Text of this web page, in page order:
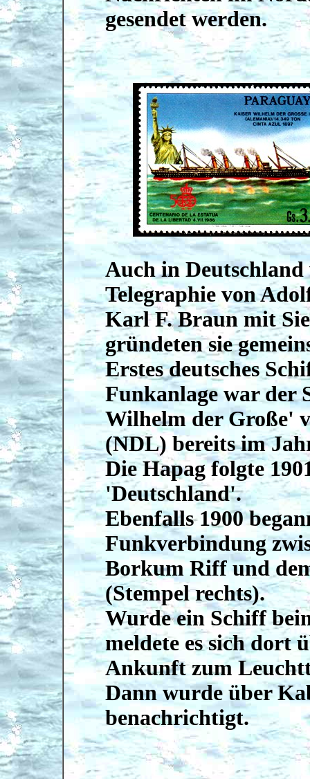
gesendet werden.
Auch in
Telegraphie von
Karl F. Braun mit
gründeten sie
Erstes deutsches
Funkanlage war der
Wilhelm der Große'
(NDL) bereits im
Die Hapag folgte
'Deutschland'.
Ebenfalls 1900
Funkverbindung
Borkum Riff und
(Stempel rechts).
Wurde ein Schiff
meldete es sich dort
Ankunft zum
Dann wurde über
benachrichtigt.